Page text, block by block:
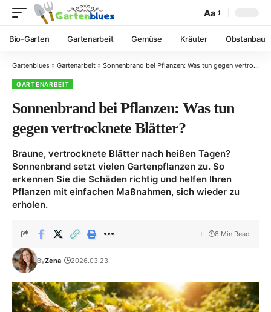
Aa
Bio-Garten Gartenarbeit Gemüse Kräuter Obstanbau
Gartenblues » Gartenarbeit » Sonnenbrand bei Pflanzen: Was tun gegen vertrocknete Blätter?
GARTENARBEIT
Sonnenbrand bei Pflanzen: Was tun
gegen vertrocknete Blätter?
Braune, vertrocknete Blätter nach heißen Tagen?
Sonnenbrand setzt vielen Gartenpflanzen zu. So
erkennen Sie die Schäden richtig und helfen Ihren
Pflanzen mit einfachen Maßnahmen, sich wieder zu
erholen.
ByZena 2026.03.23.
8 Min Read